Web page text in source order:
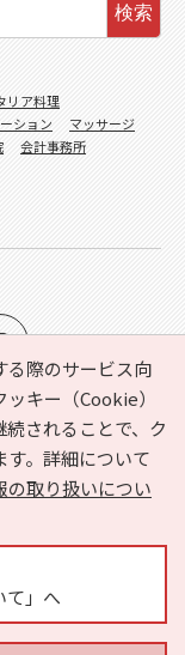
る際のサービス向
キー（Cookie）
されることで、ク
す。詳細について
の取り扱いについ
て」へ
ヘルプ
運営会社
合わせ
検索
リア料理
ション
マッサージ
会計事務所